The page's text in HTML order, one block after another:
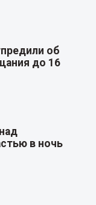
об
до 16
в ночь